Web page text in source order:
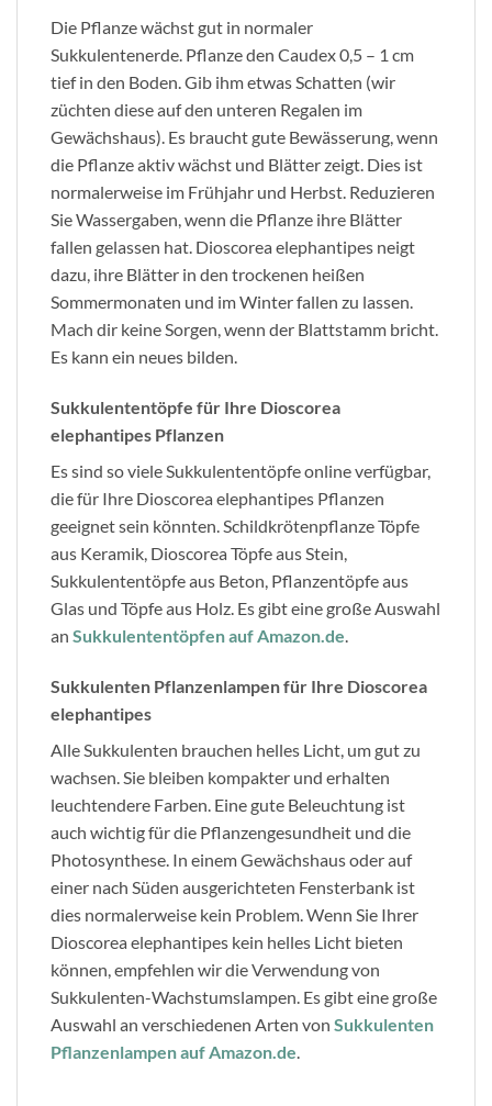
Die Pflanze wächst gut in normaler
Sukkulentenerde. Pflanze den Caudex 0,5 – 1 cm
tief in den Boden. Gib ihm etwas Schatten (wir
züchten diese auf den unteren Regalen im
Gewächshaus). Es braucht gute Bewässerung, wenn
die Pflanze aktiv wächst und Blätter zeigt. Dies ist
normalerweise im Frühjahr und Herbst. Reduzieren
Sie Wassergaben, wenn die Pflanze ihre Blätter
fallen gelassen hat. Dioscorea elephantipes neigt
dazu, ihre Blätter in den trockenen heißen
Sommermonaten und im Winter fallen zu lassen.
Mach dir keine Sorgen, wenn der Blattstamm bricht.
Es kann ein neues bilden.
Sukkulententöpfe für Ihre Dioscorea
elephantipes Pflanzen
Es sind so viele Sukkulententöpfe online verfügbar,
die für Ihre Dioscorea elephantipes Pflanzen
geeignet sein könnten. Schildkrötenpflanze Töpfe
aus Keramik, Dioscorea Töpfe aus Stein,
Sukkulententöpfe aus Beton, Pflanzentöpfe aus
Glas und Töpfe aus Holz. Es gibt eine große Auswahl
an Sukkulententöpfen auf Amazon.de.
Sukkulenten Pflanzenlampen für Ihre Dioscorea
elephantipes
Alle Sukkulenten brauchen helles Licht, um gut zu
wachsen. Sie bleiben kompakter und erhalten
leuchtendere Farben. Eine gute Beleuchtung ist
auch wichtig für die Pflanzengesundheit und die
Photosynthese. In einem Gewächshaus oder auf
einer nach Süden ausgerichteten Fensterbank ist
dies normalerweise kein Problem. Wenn Sie Ihrer
Dioscorea elephantipes kein helles Licht bieten
können, empfehlen wir die Verwendung von
Sukkulenten-Wachstumslampen. Es gibt eine große
Auswahl an verschiedenen Arten von Sukkulenten
Pflanzenlampen auf Amazon.de.